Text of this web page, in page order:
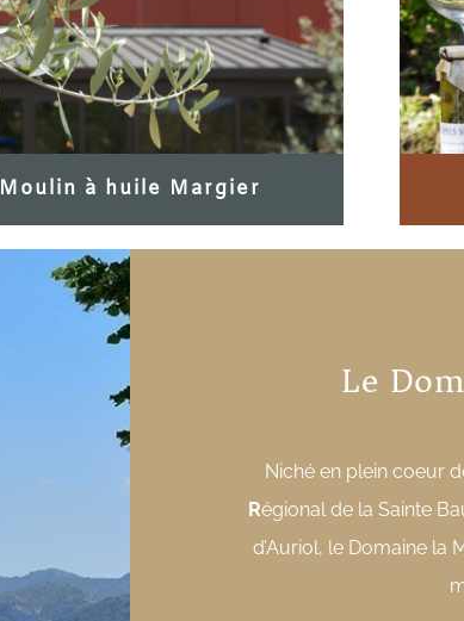
Moulin à huile Margier
Le
Niché en plein coeur
Régional de la Sainte
d’Auriol, le Domaine la